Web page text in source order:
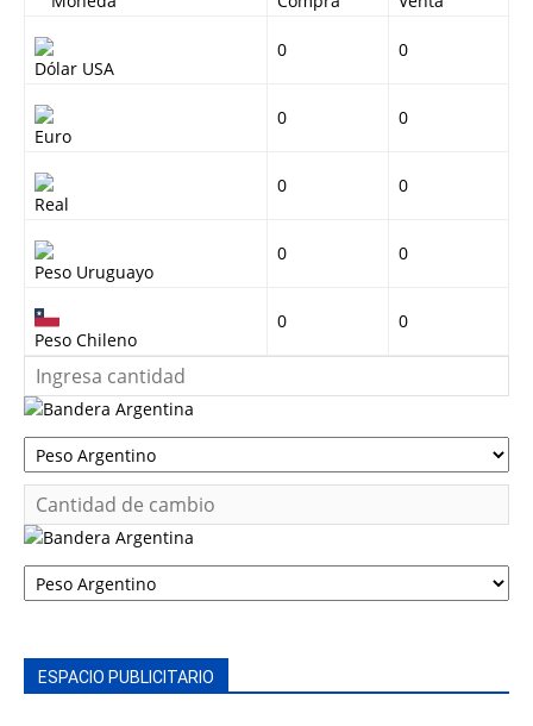
Dólar USA
0 0
Euro
0 0
Real
0 0
Peso Uruguayo
0 0
Peso Chileno
0 0
ESPACIO PUBLICITARIO